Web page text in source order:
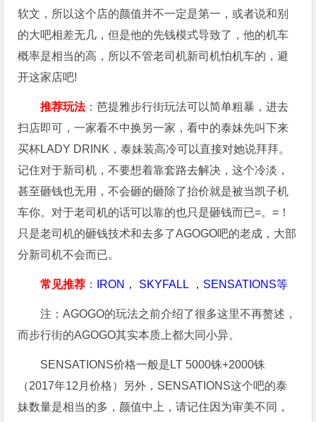
软文，所以这个店的颜值并不一定是第一，或者说和别
的大吧相差无几，但是他的先钱模式导致了，他的机车
概率是相当的高，所以不管老司机新司机怕机车的，避
开这家店吧!
推荐玩法：芭提雅步行街玩法可以简单粗暴，进去
扫店即可，一家看不中换另一家，看中的泰妹先叫下来
买杯LADY DRINK，泰妹装高冷可以直接对她说拜拜。
记住对于新司机，不要想着靠套路去解决，这个冷淡，
甚至砸钱也无用，不会砸的砸除了抬价就是被当凯子机
车你。对于老司机的话可以靠的也只是砸钱而已=。=！
只是老司机的砸钱技术和去多了AGOGO吧的老成，大部
分新司机不会而已。
常见推荐 ： IRON， SKYFALL ，SENSATIONS等
注：AGOGO的玩法之前介绍了很多这里不再赘述，
而步行街的AGOGO其实本质上都大同小异。
SENSATIONS价格一般是LT 5000铢+2000铢
（2017年12月价格）另外，SENSATIONS这个吧的泰
妹数量是相当的多，颜值中上，请记住因为审美不同，